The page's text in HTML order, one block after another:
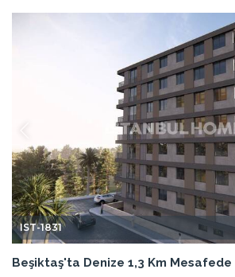
IST-1831
Beşiktaş'ta Denize 1,3 Km Mesafede